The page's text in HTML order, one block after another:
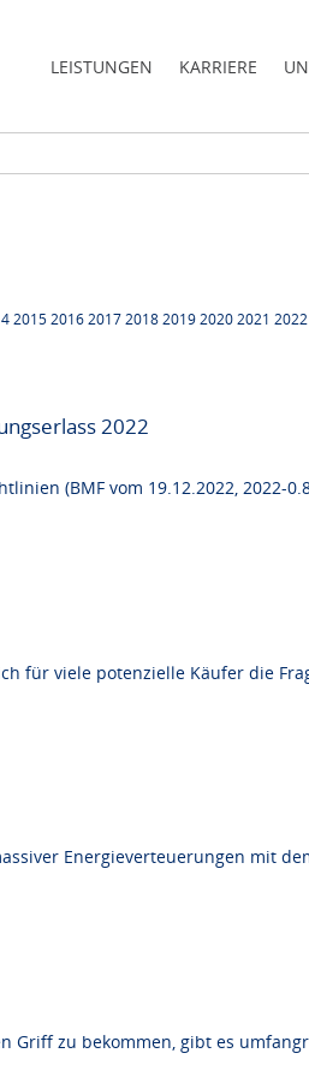
LEISTUNGEN KARRIERE
2015201620172018201920202021 2022
2022
(BMF vom 19.12.2022, 2022-
viele potenzielle Käufer die
Energieverteuerungen mit
zu bekommen, gibt es